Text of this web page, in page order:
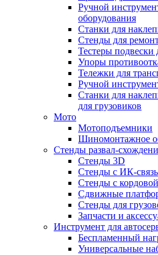
Ручной
оборудования
Станки для
Стенды для
Тестеры подвески
Упоры
Тележки для
Ручной
Станки для
для грузовиков
Мото
Мотоподъемники
Шиномонтажное
Стенды развал-
Стенды 3D
Стенды с ИК-
Стенды с
Сдвижные
Стенды для
Запчасти и
Инструмент для
Беспламенный
Универсальные